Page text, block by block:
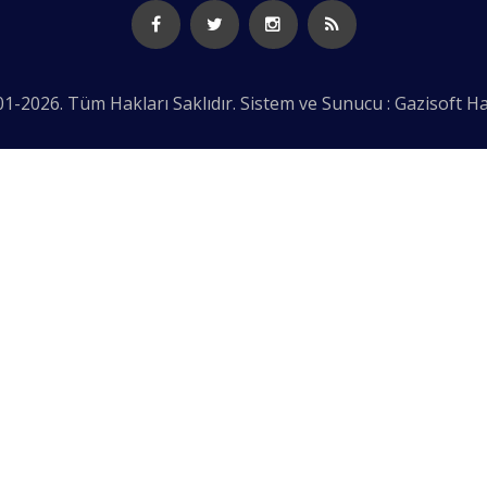
2026. Tüm Hakları Saklıdır. Sistem ve Sunucu : Gazisoft